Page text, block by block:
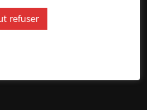
refuser